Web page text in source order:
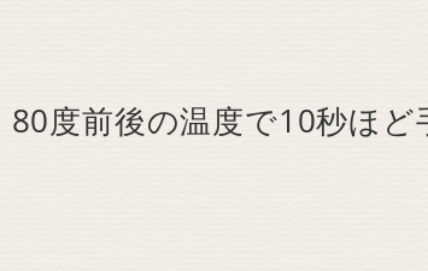
80度前後の温度で10秒ほど